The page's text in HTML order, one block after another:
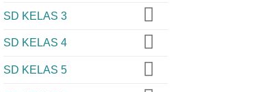
SD KELAS 3
SD KELAS 4
SD KELAS 5